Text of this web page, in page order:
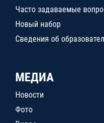
Часто задаваемые
Новый набор
Сведения об
МЕДИА
Новости
Фото